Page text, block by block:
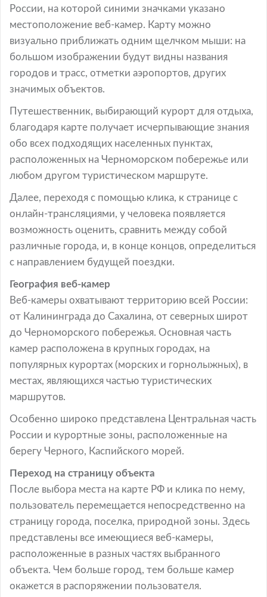
России, на которой синими значками указано
местоположение веб-камер. Карту можно
визуально приближать одним щелчком мыши: на
большом изображении будут видны названия
городов и трасс, отметки аэропортов, других
значимых объектов.
Путешественник, выбирающий курорт для отдыха,
благодаря карте получает исчерпывающие знания
обо всех подходящих населенных пунктах,
расположенных на Черноморском побережье или
любом другом туристическом маршруте.
Далее, переходя с помощью клика, к странице с
онлайн-трансляциями, у человека появляется
возможность оценить, сравнить между собой
различные города, и, в конце концов, определиться
с направлением будущей поездки.
География веб-камер
Веб-камеры охватывают территорию всей России:
от Калининграда до Сахалина, от северных широт
до Черноморского побережья. Основная часть
камер расположена в крупных городах, на
популярных курортах (морских и горнолыжных), в
местах, являющихся частью туристических
маршрутов.
Особенно широко представлена Центральная часть
России и курортные зоны, расположенные на
берегу Черного, Каспийского морей.
Переход на страницу объекта
После выбора места на карте РФ и клика по нему,
пользователь перемещается непосредственно на
страницу города, поселка, природной зоны. Здесь
представлены все имеющиеся веб-камеры,
расположенные в разных частях выбранного
объекта. Чем больше город, тем больше камер
окажется в распоряжении пользователя.